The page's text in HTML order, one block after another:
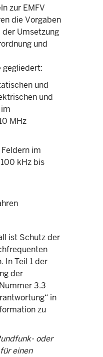
zur EMFV
die Vorgaben
Umsetzung
und
gegliedert:
und
und
MHz
im
kHz bis
ist Schutz der
In Teil 1 der
der
3.3
in
zu
oder
einen